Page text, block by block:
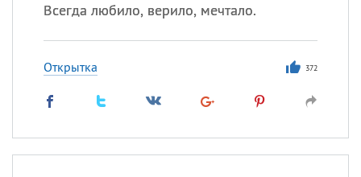
Всегда любило, верило, мечтало.
Открытка 372